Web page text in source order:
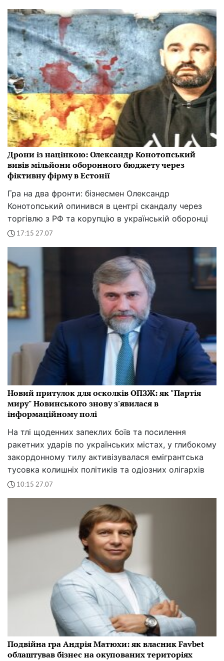
Дрони із націнкою: Олександр Конотопський
вивів мільйони оборонного бюджету через
фіктивну фірму в Естонії
Гра на два фронти: бізнесмен Олександр
Конотопський опинився в центрі скандалу через
торгівлю з РФ та корупцію в українській оборонці
17:15 27.07
Новий притулок для осколків ОПЗЖ: як "Партія
миру" Новинського знову з'явилася в
інформаційному полі
На тлі щоденних запеклих боїв та посилення
ракетних ударів по українських містах, у глибокому
закордонному тилу активізувалася емігрантська
тусовка колишніх політиків та одіозних олігархів
10:15 27.07
Подвійна гра Андрія Матюхи: як власник Favbet
облаштував бізнес на окупованих територіях